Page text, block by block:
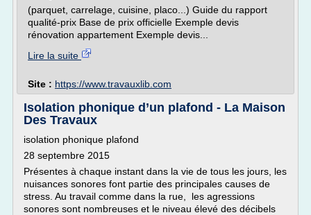
(parquet, carrelage, cuisine, placo...) Guide du rapport
qualité-prix Base de prix officielle Exemple devis
rénovation appartement Exemple devis...
Lire la suite
Site : https://www.travauxlib.com
Isolation phonique d’un plafond - La Maison
Des Travaux
isolation phonique plafond
28 septembre 2015
Présentes à chaque instant dans la vie de tous les jours, les
nuisances sonores font partie des principales causes de
stress. Au travail comme dans la rue, les agressions
sonores sont nombreuses et le niveau élevé des décibels